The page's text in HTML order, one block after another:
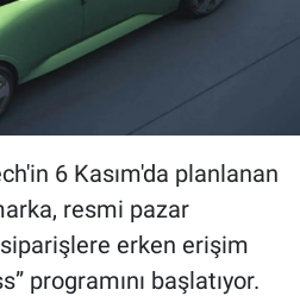
6 Kasım'da planlanan
resmi pazar
erken erişim
programını başlatıyor.